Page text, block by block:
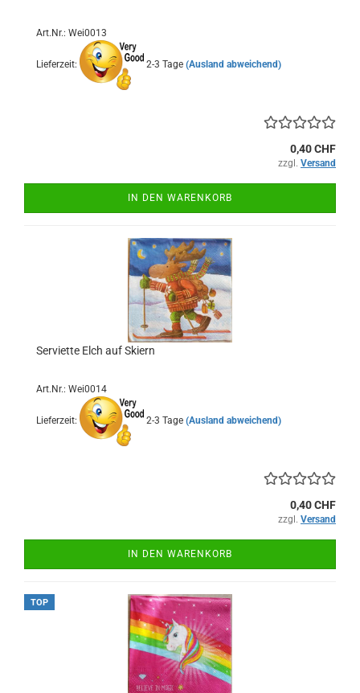
Art.Nr.: Wei0013
Lieferzeit: 2-3 Tage (Ausland abweichend)
0,40 CHF
zzgl. Versand
IN DEN WARENKORB
Serviette Elch auf Skiern
Art.Nr.: Wei0014
Lieferzeit: 2-3 Tage (Ausland abweichend)
0,40 CHF
zzgl. Versand
IN DEN WARENKORB
TOP